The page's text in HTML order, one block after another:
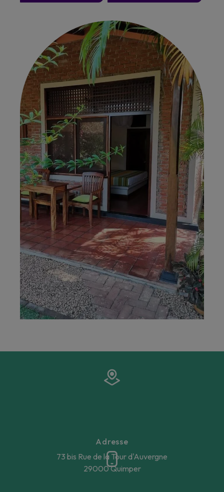
Adresse
73 bis Rue de la Tour d'Auvergne
29000 Quimper